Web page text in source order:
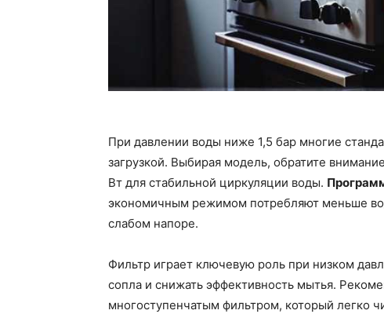
При давлении воды ниже 1,5 бар многие
загрузкой. Выбирая модель, обратите
Вт для стабильной циркуляции воды.
экономичным режимом потребляют меньше
слабом напоре.
Фильтр играет ключевую роль при низком
сопла и снижать эффективность мытья.
многоступенчатым фильтром, который легко